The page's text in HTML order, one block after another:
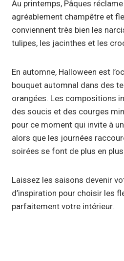
Au printemps, Pâques
agréablement champêtre et
conviennent très bien les
tulipes, les jacinthes et les
En automne, Halloween est
bouquet automnal dans des
orangées. Les compositions
des soucis et des courges
pour ce moment qui invite à
alors que les journées
soirées se font de plus en
Laissez les saisons devenir
d’inspiration pour choisir les
parfaitement votre intérieur.